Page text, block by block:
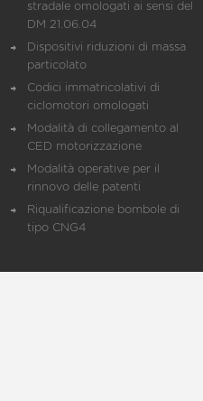
stradale omologati ai sensi del
DM 21.06.04
Dispositivi riduzioni di massa
particolato
Codici immatricolativi di
ciclomotori omologati
Modalità di collegamento al
CED motorizzazione
Modalità operative per il
rinnovo delle patenti
Riqualificazione bombole di
tipo CNG4